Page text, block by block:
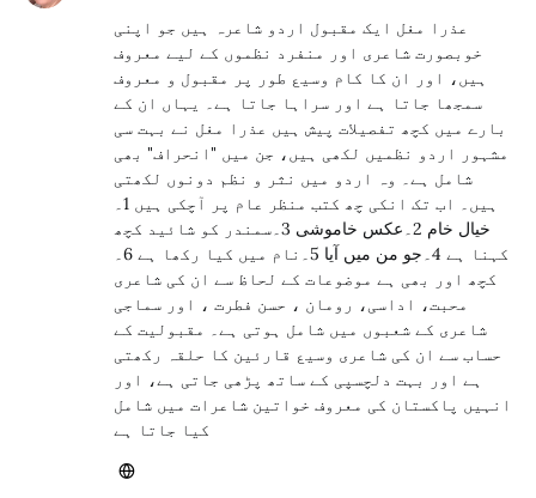
عذرا مغل ایک مقبول اردو شاعرہ ہیں جو اپنی
خوبصورت شاعری اور منفرد نظموں کے لیے معروف
ہیں، اور ان کا کام وسیع طور پر مقبول و معروف
سمجھا جاتا ہے اور سراہا جاتا ہے۔ یہاں ان کے
بارے میں کچھ تفصیلات پیش ہیں عذرا مغل نے بہت سی
مشہور اردو نظمیں لکھی ہیں، جن میں "انحراف" بھی
شامل ہے۔ وہ اردو میں نثر و نظم دونوں لکھتی
ہیں۔ اب تک انکی چھ کتب منظر عام پر آچکی ہیں 1۔
خیال خام 2۔عکس خاموشی 3۔سمندر کو شائید کچھ
کہنا ہے 4۔جو من میں آیا 5۔نام میں کیا رکھا ہے 6۔
کچھ اور بھی ہے موضوعات کے لحاظ سے ان کی شاعری
محبت، اداسی، رومان ، حسن فطرت ، اور سماجی
شاعری کے شعبوں میں شامل ہوتی ہے۔ مقبولیت کے
حساب سے ان کی شاعری وسیع قارئین کا حلقہ رکھتی
ہے اور بہت دلچسپی کے ساتھ پڑھی جاتی ہے، اور
انہیں پاکستان کی معروف خواتین شاعرات میں شامل
کیا جاتا ہے